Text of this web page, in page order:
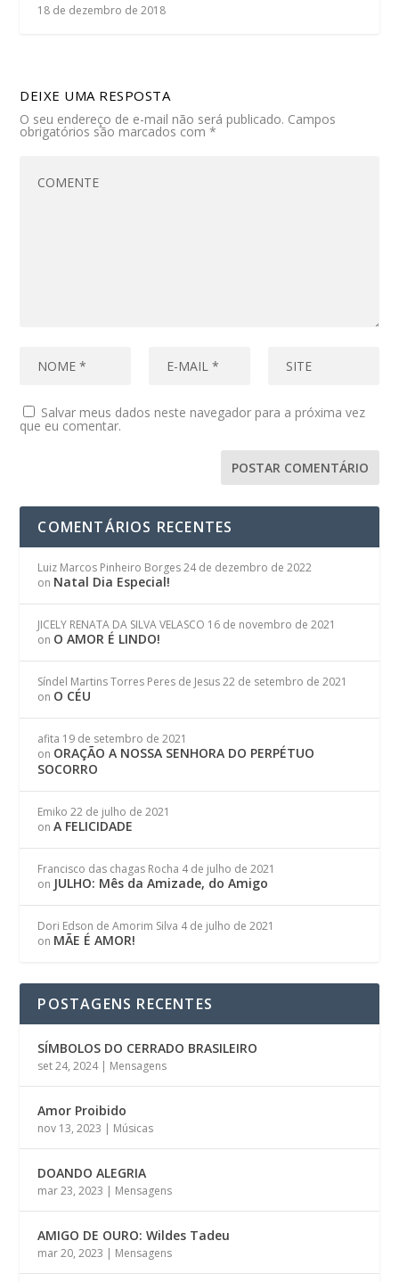
18 de dezembro de 2018
DEIXE UMA RESPOSTA
O seu endereço de e-mail não será publicado. Campos
obrigatórios são marcados com*
Salvar meus dados neste navegador para a próxima vez
que eu comentar.
COMENTÁRIOS RECENTES
Luiz Marcos Pinheiro Borges 24 de dezembro de 2022
on Natal Dia Especial!
JICELY RENATA DA SILVA VELASCO 16 de novembro de 2021
on O AMOR É LINDO!
Síndel Martins Torres Peres de Jesus 22 de setembro de 2021
on O CÉU
afita 19 de setembro de 2021
on ORAÇÃO A NOSSA SENHORA DO PERPÉTUO
SOCORRO
Emiko 22 de julho de 2021
onA FELICIDADE
Francisco das chagas Rocha 4 de julho de 2021
on JULHO: Mês da Amizade, do Amigo
Dori Edson de Amorim Silva 4 de julho de 2021
on MÃE É AMOR!
POSTAGENS RECENTES
SÍMBOLOS DO CERRADO BRASILEIRO
set 24, 2024| Mensagens
Amor Proibido
nov 13, 2023 Músicas
DOANDO ALEGRIA
mar 23, 2023 Mensagens
AMIGO DE OURO: Wildes Tadeu
mar 20, 2023 Mensagens